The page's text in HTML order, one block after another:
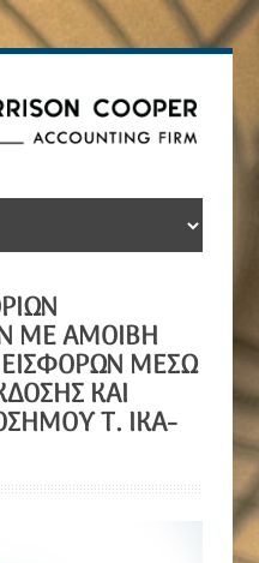
ΜΕ ΑΜΟΙΒΉ
ΜΈΣΩ
ΚΑΙ
Τ. ΙΚΑ-